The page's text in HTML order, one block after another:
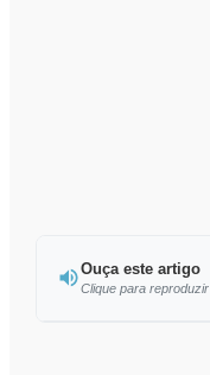
Ouça este artigo
Clique para reproduzir